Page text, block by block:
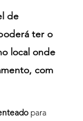
de
ter o
local onde
com
para